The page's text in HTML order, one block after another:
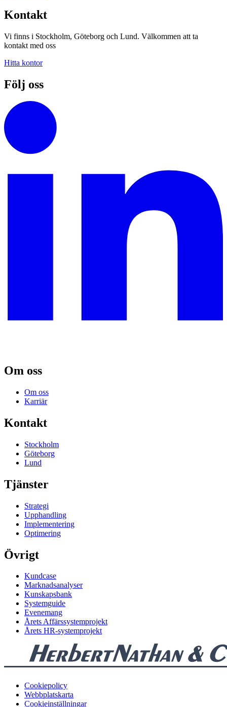
Kontakt
Vi finns i Stockholm, Göteborg och Lund. Välkommen att ta
kontakt med oss
Hitta kontor
Följ oss
Om oss
Om oss
Karriär
Kontakt
Stockholm
Göteborg
Lund
Tjänster
Strategi
Upphandling
Implementering
Optimering
Övrigt
Kundcase
Marknadsanalyser
Kunskapsbank
Systemguide
Evenemang
Årets Affärssystemprojekt
Årets HR-systemprojekt
Cookiepolicy
Webbplatskarta
Cookieinställningar